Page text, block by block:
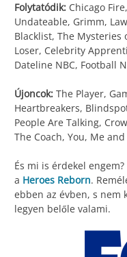
Folytatódik: Chicago
Undateable, Grimm,
Blacklist, The Mysteries
Loser, Celebrity
Dateline NBC, Football
Újoncok: The Player,
Heartbreakers,
People Are Talking,
The Coach, You, Me
És mi is érdekel
a Heroes Reborn.
ebben az évben, s nem
legyen belőle valami.